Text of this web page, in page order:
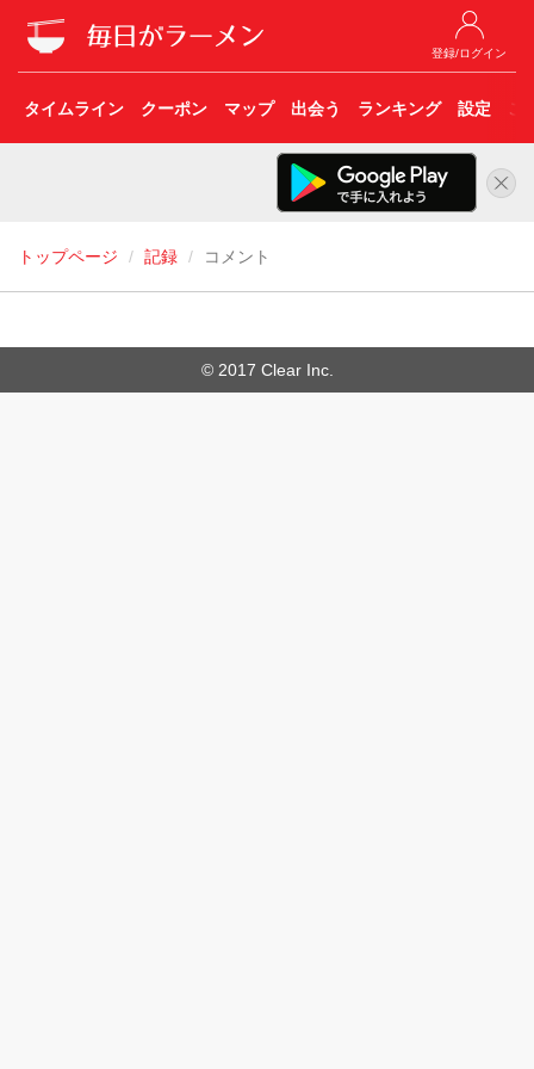
登録/ログイン
タイムライン クーポン マップ 出会う ランキング 設定 こ
トップページ 記録 コメント
© 2017 Clear Inc.